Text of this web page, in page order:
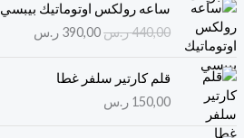
ساعه رولكس اوتوماتيك بيبسي
440,00ر.س
ل
س
ر
390,00 ر.س
ل
س
قلم كارتير سلفر غطا
150,00 ر.س